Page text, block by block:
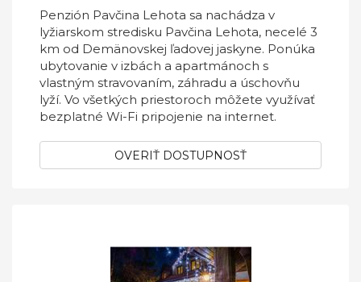
Penzión Pavčina Lehota sa nachádza v
lyžiarskom stredisku Pavčina Lehota, necelé 3
km od Demänovskej ľadovej jaskyne. Ponúka
ubytovanie v izbách a apartmánoch s
vlastným stravovaním, záhradu a úschovňu
lyží. Vo všetkých priestoroch môžete využívať
bezplatné Wi-Fi pripojenie na internet.
OVERIŤ DOSTUPNOSŤ